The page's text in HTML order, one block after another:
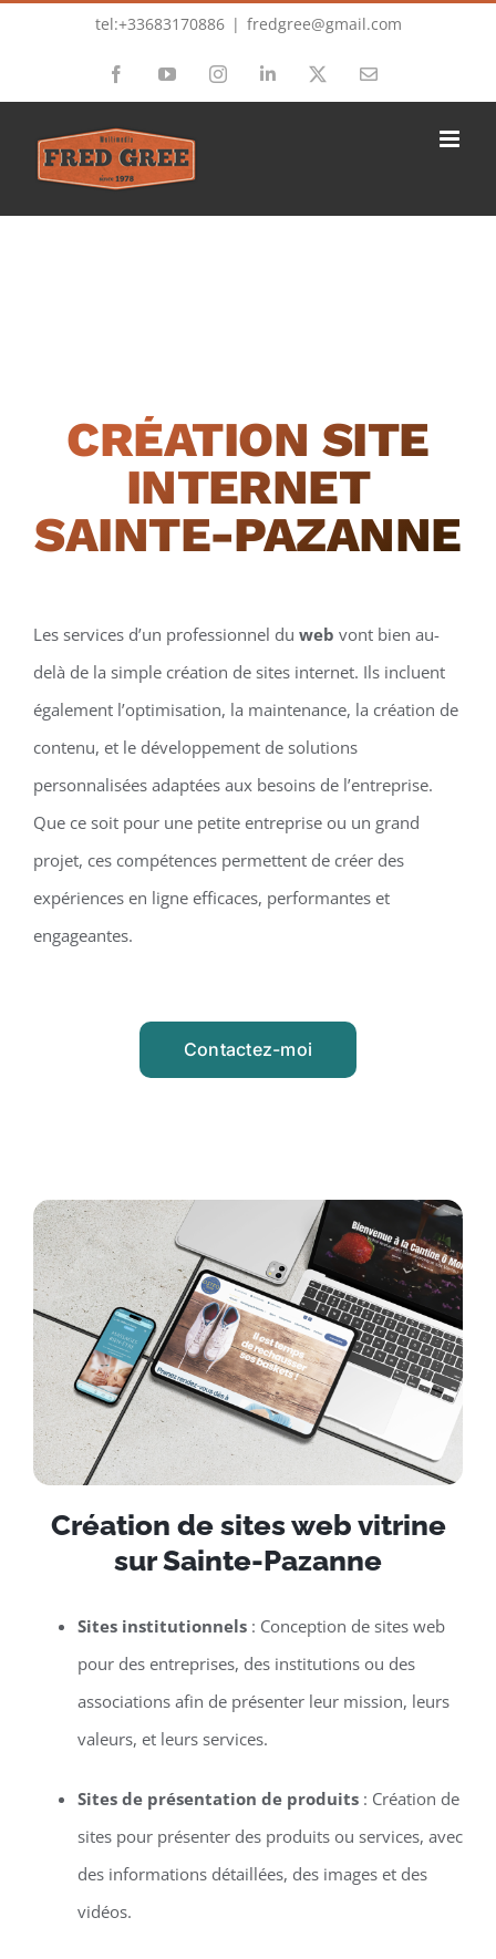
tel:+33683170886 | fredgree@gmail.com
FacebookYouTubeInstagramLinkedIn Email
CRÉATION SITE
INTERNET
SAINTE-PAZANNE
Les services d’un professionnel du web vont bien au-
delà de la simple création de sites internet. Ils incluent
également l’optimisation, la maintenance, la création de
contenu, et le développement de solutions
personnalisées adaptées aux besoins de l’entreprise.
Que ce soit pour une petite entreprise ou un grand
projet, ces compétences permettent de créer des
expériences en ligne efficaces, performantes et
engageantes.
Contactez-moi
Création de sites web vitrine
sur Sainte-Pazanne
Sites institutionnels: Conception de sites web
pour des entreprises, des institutions ou des
associations afin de présenter leur mission, leurs
valeurs, et leurs services.
Sites de présentation de produits: Création de
sites pour présenter des produits ou services, avec
des informations détaillées, des images et des
vidéos.